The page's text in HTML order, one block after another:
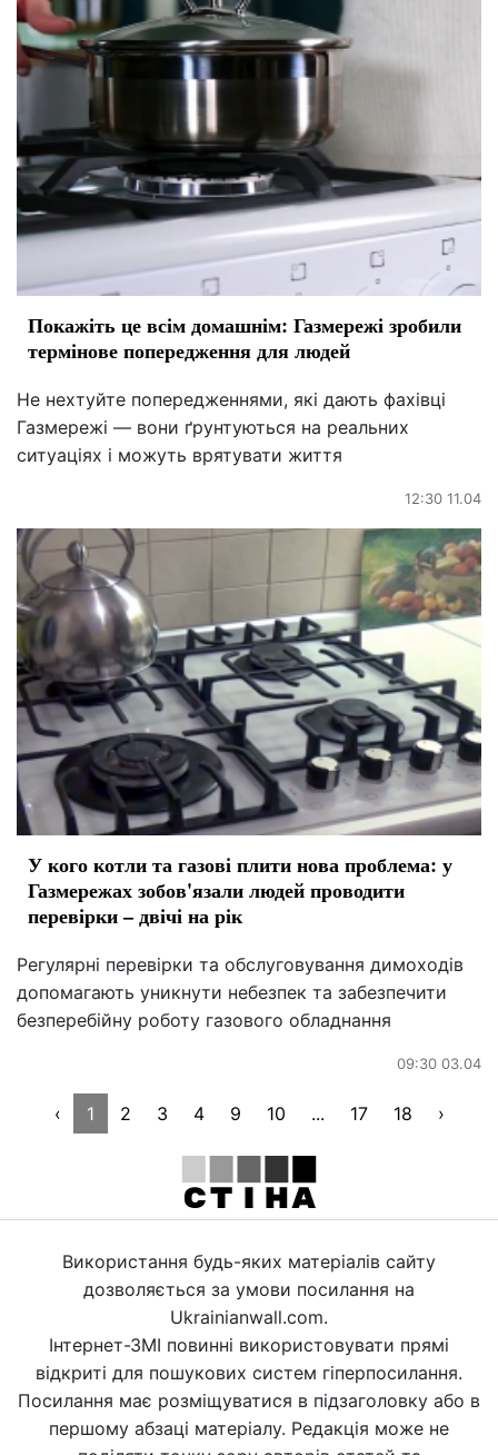
Покажіть це всім домашнім: Газмережі зробили
термінове попередження для людей
Не нехтуйте попередженнями, які дають фахівці
Газмережі — вони ґрунтуються на реальних
ситуаціях і можуть врятувати життя
12:30 11.04
У кого котли та газові плити нова проблема: у
Газмережах зобов'язали людей проводити
перевірки – двічі на рік
Регулярні перевірки та обслуговування димоходів
допомагають уникнути небезпек та забезпечити
безперебійну роботу газового обладнання
09:30 03.04
‹ 1 2 3 4 9 10 ... 17 18 ›
Використання будь-яких матеріалів сайту
дозволяється за умови посилання на
Ukrainianwall.com.
Інтернет-ЗМІ повинні використовувати прямі
відкриті для пошукових систем гіперпосилання.
Посилання має розміщуватися в підзаголовку або в
першому абзаці матеріалу. Редакція може не